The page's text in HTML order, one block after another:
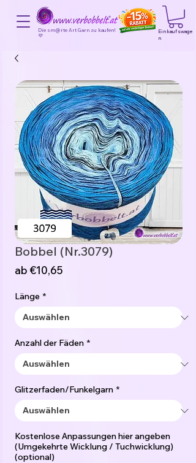
Die sm@rte Art Garn zu kaufen!
💜
Einkaufswage
n
Bobbel (Nr.3079)
ab €10,65
Länge *
Anzahl der Fäden *
Glitzerfaden/Funkelgarn *
Kostenlose Anpassungen hier angeben
(Umgekehrte Wicklung / Tuchwicklung)
(optional)